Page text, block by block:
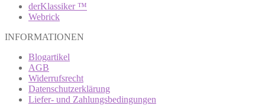
derKlassiker ™
Webrick
INFORMATIONEN
Blogartikel
AGB
Widerrufsrecht
Datenschutzerklärung
Liefer- und Zahlungsbedingungen